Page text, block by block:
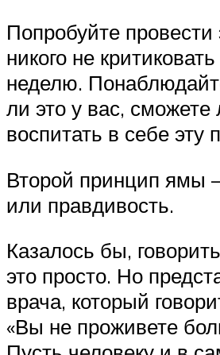
Попробуйте провести
никого не
неделю.
ли это у вас, сможете
воспитать в себе эту
Второй принцип ямы
или правдивость.
Казалось бы,
это просто. Но
врача, который
«Вы не проживете